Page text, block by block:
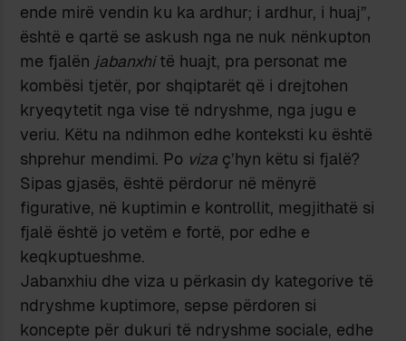
ende mirë vendin ku ka ardhur; i ardhur, i huaj”,
është e qartë se askush nga ne nuk nënkupton
me fjalën jabanxhitë huajt, pra personat me
kombësi tjetër, por shqiptarët që i drejtohen
kryeqytetit nga vise të ndryshme, nga jugu e
veriu. Këtu na ndihmon edhe konteksti ku është
shprehur mendimi. Po viza ç’hyn këtu si fjalë?
Sipas gjasës, është përdorur në mënyrë
figurative, në kuptimin e kontrollit, megjithatë si
fjalë është jo vetëm e fortë, por edhe e
keqkuptueshme.
Jabanxhiu dhe viza u përkasin dy kategorive të
ndryshme kuptimore, sepse përdoren si
koncepte për dukuri të ndryshme sociale, edhe